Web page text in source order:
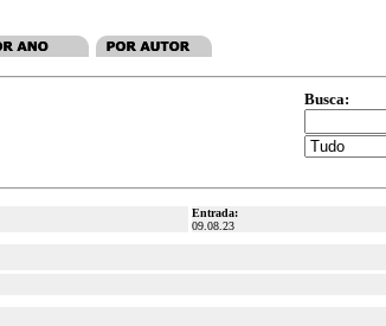
Busca:
Entrada:
09.08.23